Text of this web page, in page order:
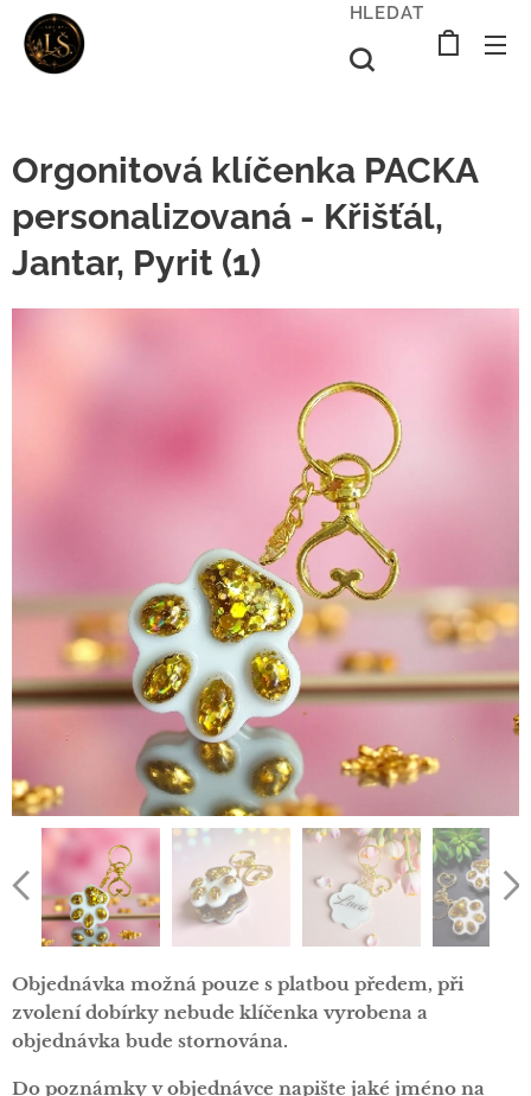
HLEDAT
Orgonitová klíčenka PACKA
personalizovaná - Křišťál,
Jantar, Pyrit (1)
Objednávka možná pouze s platbou předem, při
zvolení dobírky nebude klíčenka vyrobena a
objednávka bude stornována.
Do poznámky v objednávce napište jaké jméno na